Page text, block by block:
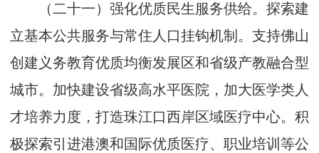
（二十一）强化优质民生服务供给。探索建
立基本公共服务与常住人口挂钩机制。支持佛山
创建义务教育优质均衡发展区和省级产教融合型
城市。加快建设省级高水平医院，加大医学类人
才培养力度，打造珠江口西岸区域医疗中心。积
极探索引进港澳和国际优质医疗、职业培训等公